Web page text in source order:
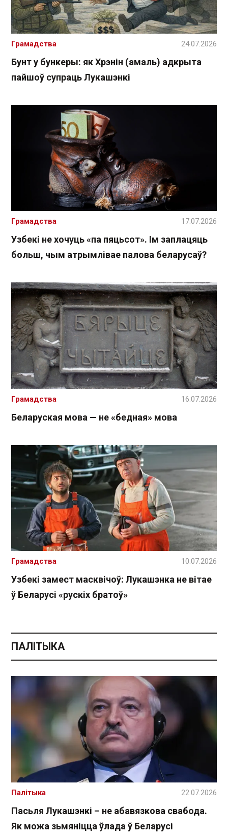
Бунт у бункеры: як Хрэнін (амаль) адкрыта
пайшоў супраць Лукашэнкі
Грамадства 24.07.2026
Узбекі не хочуць «па пяцьсот». Ім заплацяць
больш, чым атрымлівае палова беларусаў?
Грамадства 17.07.2026
Беларуская мова — не «бедная» мова
Грамадства 16.07.2026
Узбекі замест масквічоў: Лукашэнка не вітае
ў Беларусі «рускіх братоў»
Грамадства 10.07.2026
ПАЛІТЫКА
Пасьля Лукашэнкі – не абавязкова свабода.
Як можа зьмяніцца ўлада ў Беларусі
Палітыка 22.07.2026